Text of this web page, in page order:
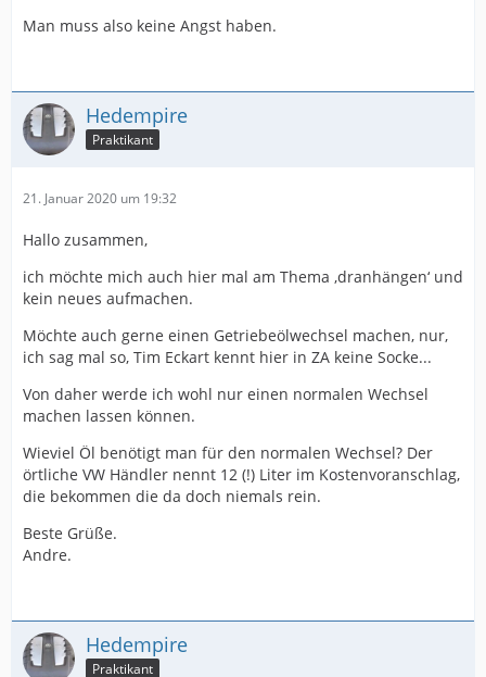
Man muss also keine Angst haben.
Hedempire
Praktikant
21. Januar 2020 um 19:32
Hallo zusammen,
ich möchte mich auch hier mal am Thema ‚dranhängen‘ und
kein neues aufmachen.
Möchte auch gerne einen Getriebeölwechsel machen, nur,
ich sag mal so, Tim Eckart kennt hier in ZA keine Socke...
Von daher werde ich wohl nur einen normalen Wechsel
machen lassen können.
Wieviel Öl benötigt man für den normalen Wechsel? Der
örtliche VW Händler nennt 12 (!) Liter im Kostenvoranschlag,
die bekommen die da doch niemals rein.
Beste Grüße.
Andre.
Hedempire
Praktikant